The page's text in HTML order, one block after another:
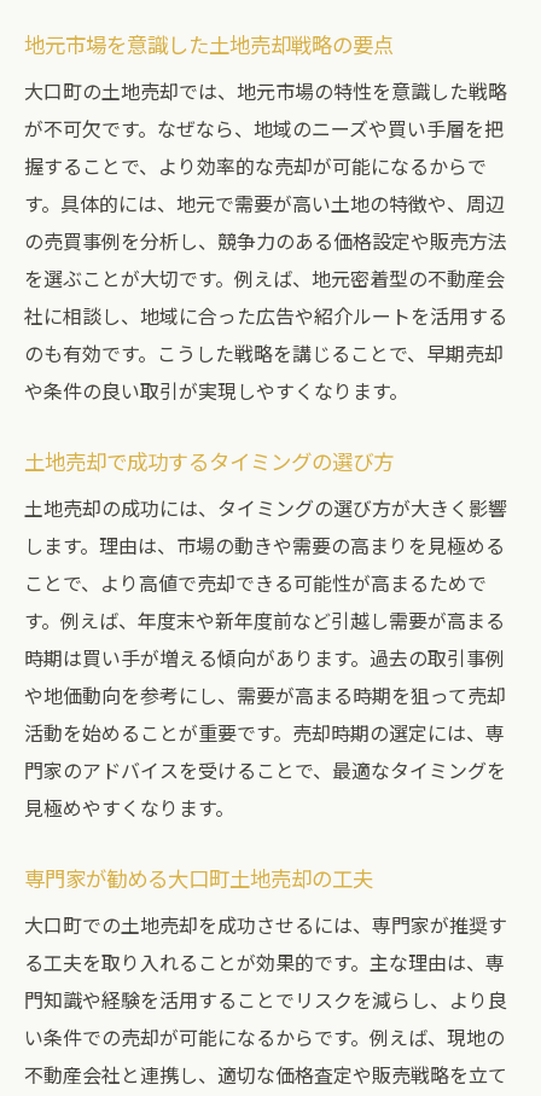
地元市場を意識した土地売却戦略の要点
大口町の土地売却では、地元市場の特性を意識した戦略
が不可欠です。なぜなら、地域のニーズや買い手層を把
握することで、より効率的な売却が可能になるからで
す。具体的には、地元で需要が高い土地の特徴や、周辺
の売買事例を分析し、競争力のある価格設定や販売方法
を選ぶことが大切です。例えば、地元密着型の不動産会
社に相談し、地域に合った広告や紹介ルートを活用する
のも有効です。こうした戦略を講じることで、早期売却
や条件の良い取引が実現しやすくなります。
土地売却で成功するタイミングの選び方
土地売却の成功には、タイミングの選び方が大きく影響
します。理由は、市場の動きや需要の高まりを見極める
ことで、より高値で売却できる可能性が高まるためで
す。例えば、年度末や新年度前など引越し需要が高まる
時期は買い手が増える傾向があります。過去の取引事例
や地価動向を参考にし、需要が高まる時期を狙って売却
活動を始めることが重要です。売却時期の選定には、専
門家のアドバイスを受けることで、最適なタイミングを
見極めやすくなります。
専門家が勧める大口町土地売却の工夫
大口町での土地売却を成功させるには、専門家が推奨す
る工夫を取り入れることが効果的です。主な理由は、専
門知識や経験を活用することでリスクを減らし、より良
い条件での売却が可能になるからです。例えば、現地の
不動産会社と連携し、適切な価格査定や販売戦略を立て